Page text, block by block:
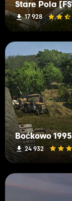
Stare Pola
17 928
Boćkowo 1995
24 932